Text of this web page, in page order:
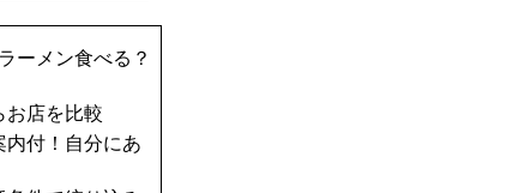
ーメン食べる？
お店を比較
内付！自分にあ